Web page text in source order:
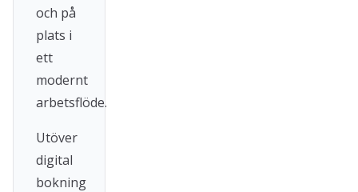
och på
plats i
ett
modernt
arbetsflöde.
Utöver
digital
bokning